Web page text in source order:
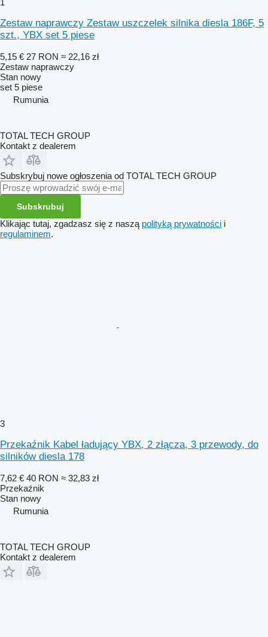
1
Zestaw naprawczy Zestaw uszczelek silnika diesla 186F, 5
szt., YBX set 5 piese
5,15 € 27 RON ≈ 22,16 zł
Zestaw naprawczy
Stan nowy
set 5 piese
Rumunia
TOTAL TECH GROUP
Kontakt z dealerem
Subskrybuj nowe ogłoszenia od TOTAL TECH GROUP
Subskrubuj
Klikając tutaj, zgadzasz się z naszą polityką prywatności i
regulaminem.
3
Przekaźnik Kabel ładujący YBX, 2 złącza, 3 przewody, do
silników diesla 178
7,62 € 40 RON ≈ 32,83 zł
Przekaźnik
Stan nowy
Rumunia
TOTAL TECH GROUP
Kontakt z dealerem